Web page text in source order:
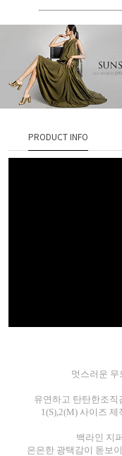
PRODUCT INFO
멋스러운 무
유연하고 탄탄한조직
1(S),2(M) 사이즈
백라인 지
은은한 광택감이 돋보